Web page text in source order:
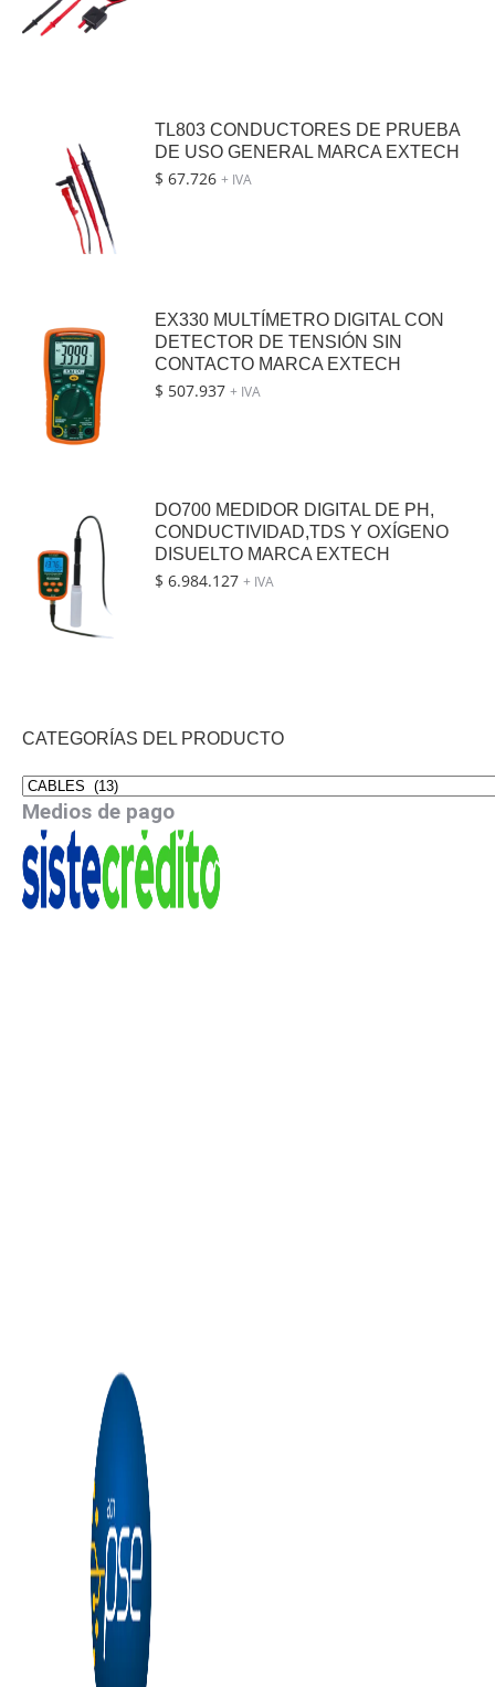
TL803 CONDUCTORES DE PRUEBA
DE USO GENERAL MARCA EXTECH
$ 67.726 + IVA
EX330 MULTÍMETRO DIGITAL CON
DETECTOR DE TENSIÓN SIN
CONTACTO MARCA EXTECH
$ 507.937 + IVA
DO700 MEDIDOR DIGITAL DE PH,
CONDUCTIVIDAD,TDS Y OXÍGENO
DISUELTO MARCA EXTECH
$ 6.984.127 + IVA
CATEGORÍAS DEL PRODUCTO
Medios de pago